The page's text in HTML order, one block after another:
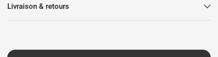
Livraison & retours